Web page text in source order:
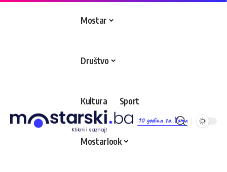
10 godina sa Vama
Mostar
Društvo
Kultura Sport
Mostarlook